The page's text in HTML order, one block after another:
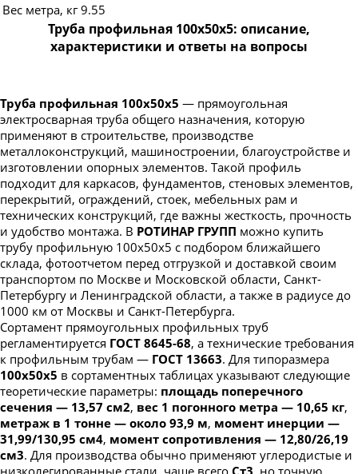
Труба профильная 200х100
Труба профильная 200х120
Труба профильная 220х100
Труба профильная 230х100
Труба профильная 240х120
Труба профильная 240х160
Труба профильная 250х150
Труба профильная 300х100
Труба профильная 300х200
Труба профильная 350х250
Труба профильная 400х200
Вес метра, кг 9.55
Труба профильная 100х50х5: описание,
характеристики и ответы на вопросы
Труба профильная 100х50х5 — прямоугольная
электросварная труба общего назначения, которую
применяют в строительстве, производстве
металлоконструкций, машиностроении, благоустройстве и
изготовлении опорных элементов. Такой профиль
подходит для каркасов, фундаментов, стеновых элементов,
перекрытий, ограждений, стоек, мебельных рам и
технических конструкций, где важны жесткость, прочность
и удобство монтажа. В РОТИНАР ГРУПП можно купить
трубу профильную 100х50х5 с подбором ближайшего
склада, фотоотчетом перед отгрузкой и доставкой своим
транспортом по Москве и Московской области, Санкт-
Петербургу и Ленинградской области, а также в радиусе до
1000 км от Москвы и Санкт-Петербурга.
Сортамент прямоугольных профильных труб
регламентируется ГОСТ 8645-68, а технические требования
к профильным трубам — ГОСТ 13663. Для типоразмера
100х50х5 в сортаментных таблицах указывают следующие
теоретические параметры: площадь поперечного
сечения — 13,57 см2, вес 1 погонного метра — 10,65 кг,
метраж в 1 тонне — около 93,9 м, момент инерции —
31,99/130,95 см4, момент сопротивления — 12,80/26,19
см3. Для производства обычно применяют углеродистые и
низколегированные стали, чаще всего Ст3 , но точную